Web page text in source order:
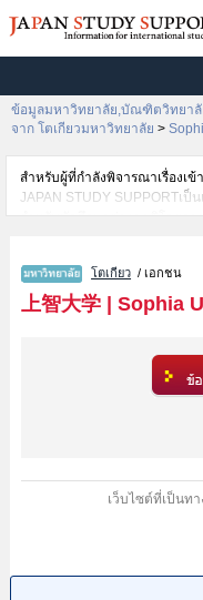
ข้อมูลมหาวิทยาลัย,บัณฑิตวิทยาลั
จาก โตเกียวมหาวิทยาลัย >
สำหรับผู้ที่กำลังพิจารณาเรื่องเ
JAPAN STUDY SUPPORTเ
สำหรับนักศึกษาต่างชาติโดยกา
TechnologyหรือคณะGlobal
Sustainable Futures）หรือค
คณะLawหรือคณะEconomics
กับSophia University กรุณาใ
นอกจากนั้นยังมีข้อมูลของสถา
วิทยาลัย,วิทยาลัยระดับอนุปริญ
โตเกียว / เอกชน
上智大学| Sophia
เว็บไซต์ที่เป็นทา